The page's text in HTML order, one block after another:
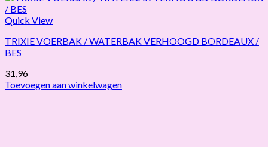
Quick View
TRIXIE VOERBAK / WATERBAK VERHOOGD BORDEAUX /
BES
31,96
Toevoegen aan winkelwagen